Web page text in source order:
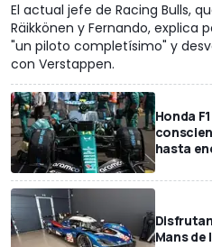
El actual jefe de Racing Bulls,
Räikkönen y Fernando, explica
"un piloto completísimo" y
con Verstappen.
Honda
hasta
Mans de